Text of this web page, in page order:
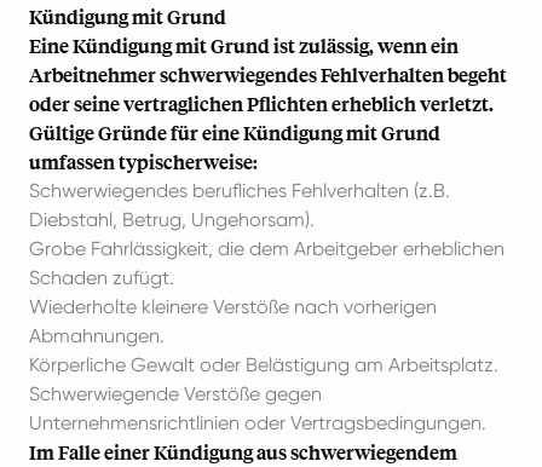
Kündigung mit Grund
Eine Kündigung mit Grund ist zulässig, wenn ein
Arbeitnehmer schwerwiegendes Fehlverhalten begeht
oder seine vertraglichen Pflichten erheblich verletzt.
Gültige Gründe für eine Kündigung mit Grund
umfassen typischerweise:
Schwerwiegendes berufliches Fehlverhalten (z.B.
Diebstahl, Betrug, Ungehorsam).
Grobe Fahrlässigkeit, die dem Arbeitgeber erheblichen
Schaden zufügt.
Wiederholte kleinere Verstöße nach vorherigen
Abmahnungen.
Körperliche Gewalt oder Belästigung am Arbeitsplatz.
Schwerwiegende Verstöße gegen
Unternehmensrichtlinien oder Vertragsbedingungen.
Im Falle einer Kündigung aus schwerwiegendem